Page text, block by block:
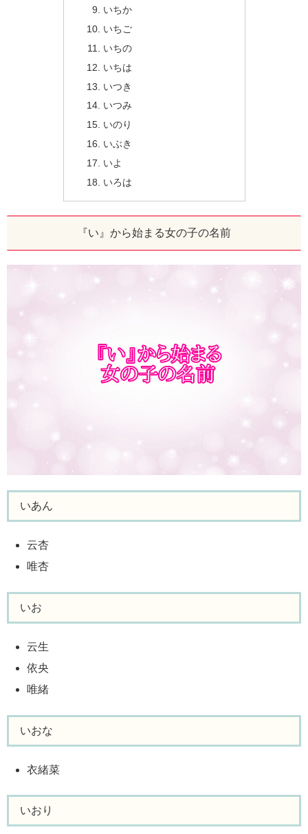
いちか
いちご
いちの
いちは
いつき
いつみ
いのり
いぶき
いよ
いろは
『い』から始まる女の子の名前
いあん
云杏
唯杏
いお
云生
依央
唯緒
いおな
衣緒菜
いおり